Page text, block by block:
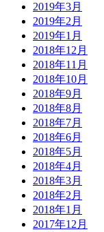
2019年3月
2019年2月
2019年1月
2018年12月
2018年11月
2018年10月
2018年9月
2018年8月
2018年7月
2018年6月
2018年5月
2018年4月
2018年3月
2018年2月
2018年1月
2017年12月